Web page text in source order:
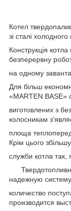
Котел
зі сталі
Конструкція
безперервну
на одному
Для більш
«MARTEN BASE»
виготовлених з
колосникам
площа
Крім цього
служби котла так,
надежную
количество
производится